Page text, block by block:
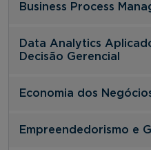
Business Process
Data Analytics
Decisão Gerencial
Economia dos
Empreendedorismo e